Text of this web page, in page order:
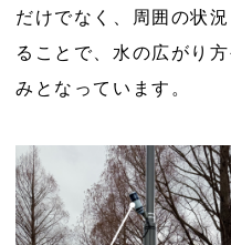
だけでなく、周囲の状
ることで、水の広がり
みとなっています。